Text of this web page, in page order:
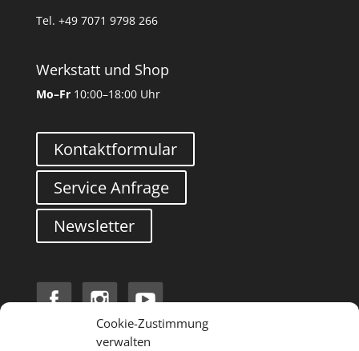
Cookie-Zustimmung
verwalten
Tel. +49 7071 9798 266
Werkstatt und Shop
Mo–Fr10:00–18:00 Uhr
Kontaktformular
Service Anfrage
Newsletter